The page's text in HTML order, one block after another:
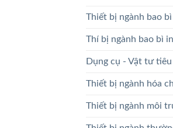
Thiết bị ngành bao
Thí bị ngành bao bì
Dụng cụ - Vật tư
Thiết bị ngành hóa
Thiết bị ngành môi